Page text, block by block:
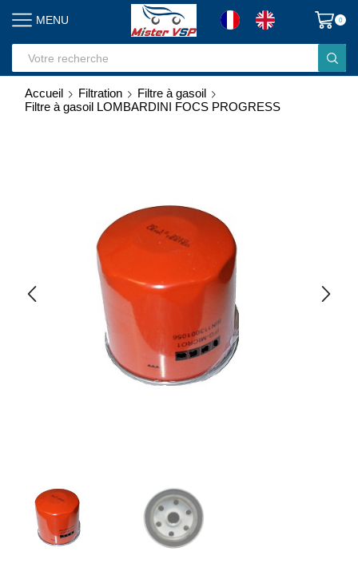
MENU 0
input
Accueil Filtration
Filtre à gasoil
Filtre à gasoil LOMBARDINI FOCS PROGRESS